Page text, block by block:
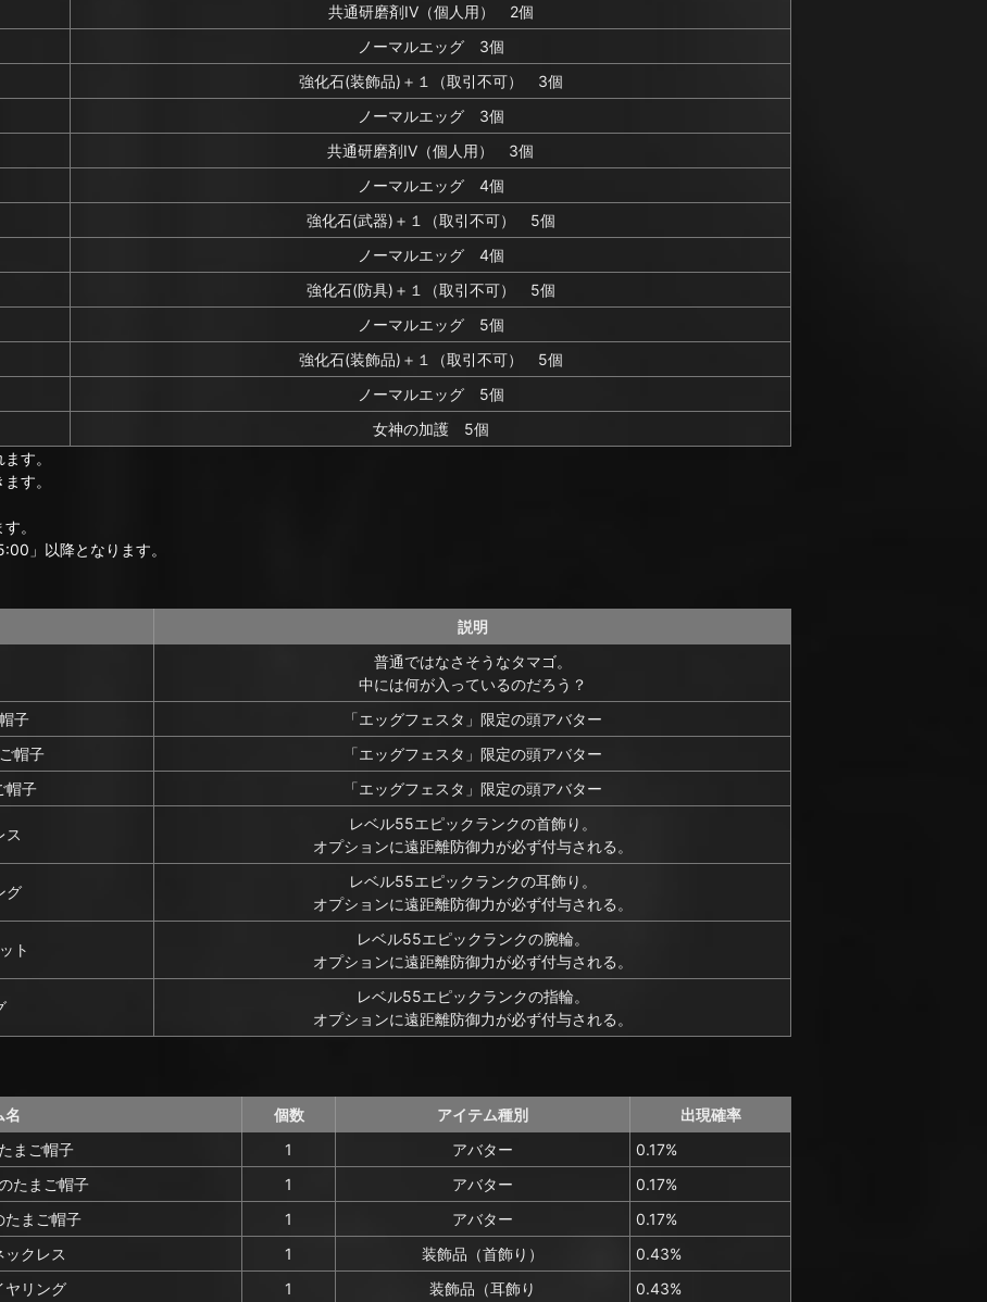
共通研磨剤IV（個人用） 2個
ノーマルエッグ 3個
強化石(装飾品)＋１（取引不可） 3個
ノーマルエッグ 3個
共通研磨剤IV（個人用） 3個
ノーマルエッグ 4個
強化石(武器)＋１（取引不可） 5個
ノーマルエッグ 4個
強化石(防具)＋１（取引不可） 5個
ノーマルエッグ 5個
強化石(装飾品)＋１（取引不可） 5個
ノーマルエッグ 5個
女神の加護 5個
す。
す。
。
」以降となります。
説明
普通ではなさそうなタマゴ。
中には何が入っているのだろう？
子
「エッグフェスタ」限定の頭アバター
帽子
「エッグフェスタ」限定の頭アバター
帽子
「エッグフェスタ」限定の頭アバター
ス
レベル55エピックランクの首飾り。
オプションに遠距離防御力が必ず付与される。
グ
レベル55エピックランクの耳飾り。
オプションに遠距離防御力が必ず付与される。
ト
レベル55エピックランクの腕輪。
オプションに遠距離防御力が必ず付与される。
レベル55エピックランクの指輪。
オプションに遠距離防御力が必ず付与される。
名
個数 アイテム種別
出現確率
まご帽子
1 アバター
0.17%
たまご帽子
1 アバター
0.17%
たまご帽子
1 アバター
0.17%
クレス
1 装飾品（首飾り）
0.43%
ヤリング
1 装飾品（耳飾り 0.43%